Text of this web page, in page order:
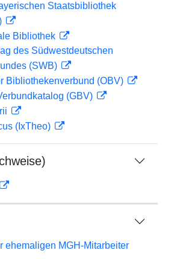
Staatsbibliothek
Bibliothek
des Südwestdeutschen
(SWB)
Bibliothekenverbund (OBV)
(GBV)
(IxTheo)
ehemaligen MGH-Mitarbeiter